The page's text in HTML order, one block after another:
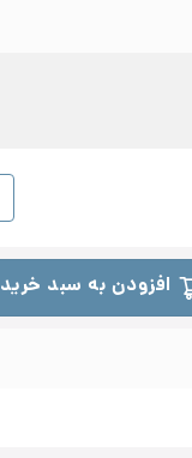
افزودن به سبد خرید